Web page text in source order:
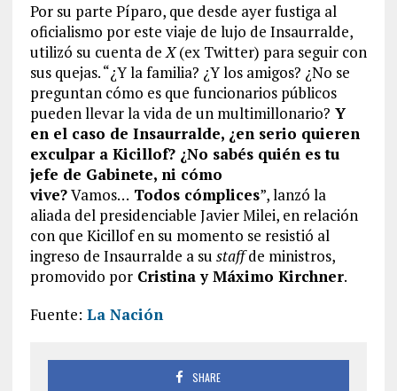
Por su parte Píparo, que desde ayer fustiga al
oficialismo por este viaje de lujo de Insaurralde,
utilizó su cuenta deX(ex Twitter) para seguir con
sus quejas. “¿Y la familia? ¿Y los amigos? ¿No se
preguntan cómo es que funcionarios públicos
pueden llevar la vida de un multimillonario? Y
en el caso de Insaurralde, ¿en serio quieren
exculpar a Kicillof? ¿No sabés quién es tu
jefe de Gabinete, ni cómo
vive?Vamos… Todos cómplices”, lanzó la
aliada del presidenciable Javier Milei, en relación
con que Kicillof en su momento se resistió al
ingreso de Insaurralde a su staffde ministros,
promovido porCristina y Máximo Kirchner.
Fuente: La Nación
SHARE